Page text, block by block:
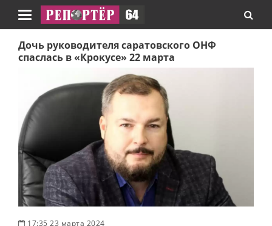
Навигация
Дочь руководителя саратовского ОНФ
спаслась в «Крокусе» 22 марта
17:35 23 марта 2024